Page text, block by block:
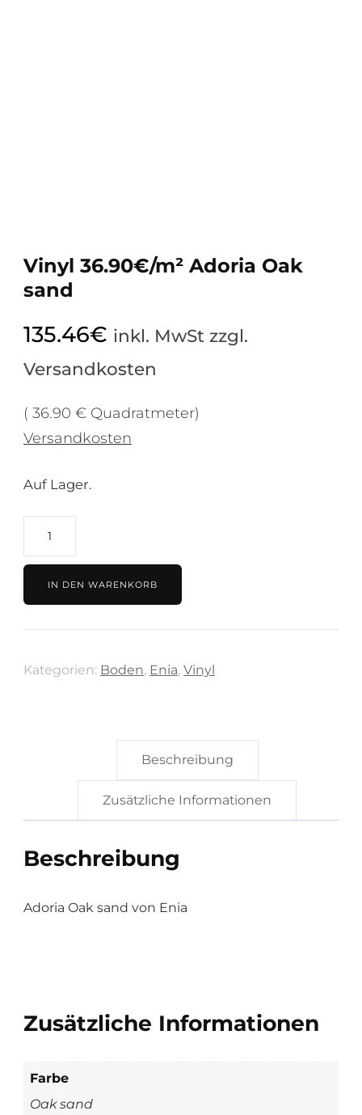
Vinyl 36.90€/m² Adoria Oak
sand
135.46€ inkl. MwSt zzgl.
Versandkosten
( 36.90 € Quadratmeter)
Versandkosten
Auf Lager.
36.90€/m²
Adoria
Oak
sand
IN DEN WARENKORB
Kategorien: Boden, Enia, Vinyl
Beschreibung
Zusätzliche Informationen
Beschreibung
Adoria Oak sand von Enia
Zusätzliche Informationen
Farbe
Oak sand